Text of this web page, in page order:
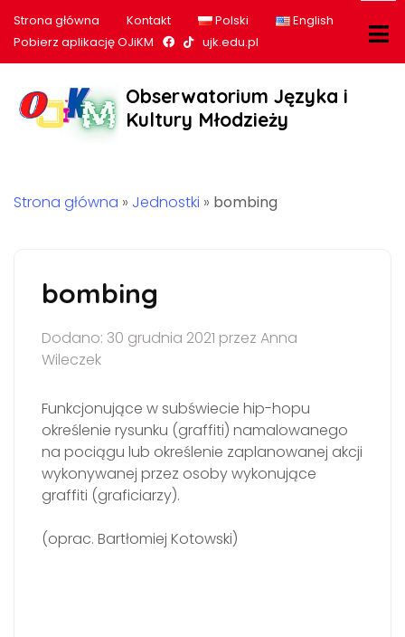
Strona główna Kontakt Polski
English
Pobierz aplikację OJiKM
Nasz profil na Facebook
Nasz profil na tiktok
ujk.edu.pl
Obserwatorium Języka i
Kultury Młodzieży
Strona główna » Jednostki » bombing
bombing
Dodano: 30 grudnia 2021 przez Anna
Wileczek
Funkcjonujące w subświecie hip-hopu
określenie rysunku (graffiti) namalowanego
na pociągu lub określenie zaplanowanej akcji
wykonywanej przez osoby wykonujące
graffiti (graficiarzy).
(oprac. Bartłomiej Kotowski)